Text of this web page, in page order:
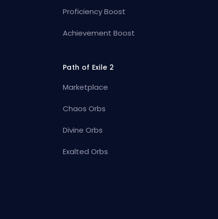
Proficiency Boost
Achievement Boost
Path of Exile 2
Marketplace
Chaos Orbs
Divine Orbs
Exalted Orbs